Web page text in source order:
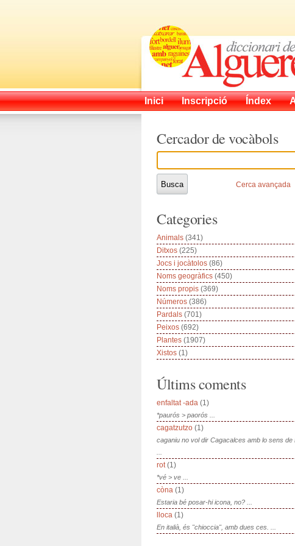
Inici Inscripció Índex
Cercador de vocàbols
Cerca avançada
Categories
Animals (341)
Ditxos (225)
Jocs i jocàtolos (86)
Noms geogràfics (450)
Noms propis (369)
Números (386)
Pardals (701)
Peixos (692)
Plantes (1907)
Xistos (1)
Últims coments
enfaltat -ada (1)
*paurós > paorós ...
cagatzutzo (1)
caganiu no vol dir Cagacalces amb lo sens de
rot(1)
*vé > ve ...
còna (1)
Estaria bé posar-hi icona, no? ...
lloca (1)
En italià, és "chioccia", amb dues ces. ...